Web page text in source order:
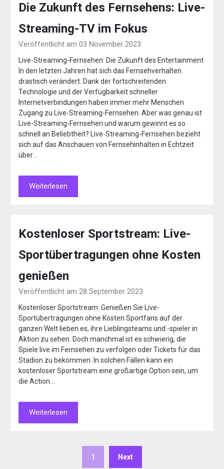
Die Zukunft des Fernsehens: Live-
Streaming-TV im Fokus
Veröffentlicht am 03 November 2023
Live-Streaming-Fernsehen: Die Zukunft des Entertainment
In den letzten Jahren hat sich das Fernsehverhalten
drastisch verändert. Dank der fortschreitenden
Technologie und der Verfügbarkeit schneller
Internetverbindungen haben immer mehr Menschen
Zugang zu Live-Streaming-Fernsehen. Aber was genau ist
Live-Streaming-Fernsehen und warum gewinnt es so
schnell an Beliebtheit? Live-Streaming-Fernsehen bezieht
sich auf das Anschauen von Fernsehinhalten in Echtzeit
über…
Weiterlesen
Kostenloser Sportstream: Live-
Sportübertragungen ohne Kosten
genießen
Veröffentlicht am 28 September 2023
Kostenloser Sportstream: Genießen Sie Live-
Sportübertragungen ohne Kosten Sportfans auf der
ganzen Welt lieben es, ihre Lieblingsteams und -spieler in
Aktion zu sehen. Doch manchmal ist es schwierig, die
Spiele live im Fernsehen zu verfolgen oder Tickets für das
Stadion zu bekommen. In solchen Fällen kann ein
kostenloser Sportstream eine großartige Option sein, um
die Action…
Weiterlesen
1 Next